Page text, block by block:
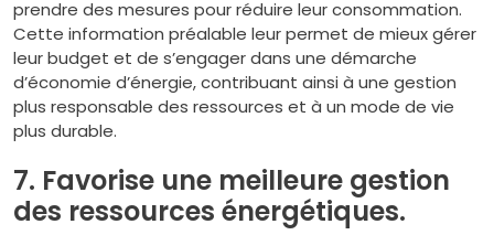
prendre des mesures pour réduire leur consommation.
Cette information préalable leur permet de mieux gérer
leur budget et de s’engager dans une démarche
d’économie d’énergie, contribuant ainsi à une gestion
plus responsable des ressources et à un mode de vie
plus durable.
7. Favorise une meilleure gestion
des ressources énergétiques.